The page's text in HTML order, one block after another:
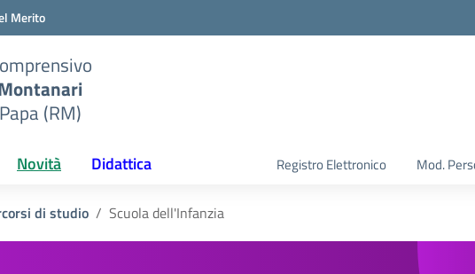
Merito
(RM)
Novità Didattica Registro Elettronico Mod.
di studio Scuola dell'Infanzia